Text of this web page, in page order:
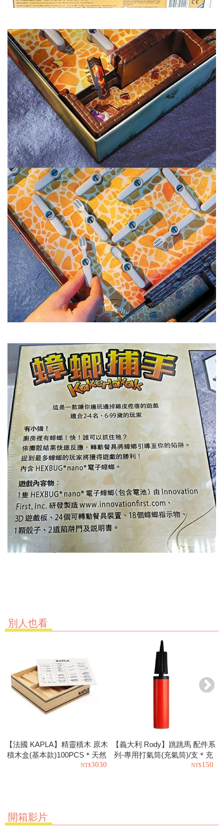
別人也看
【法國 KAPLA】精靈積木 原木
積木盒(基本款)100PCS＊天然
松木益智操作幼教積木3030
【義大利 Rody】跳跳馬 配件系
列-專用打氣筒(充氣筒)/支＊充
氣工具.充氣球.玩具也可以使用
150
開箱影片